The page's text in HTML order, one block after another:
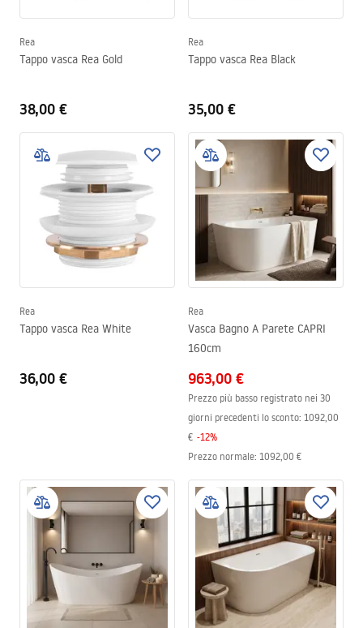
Rea
Tappo vasca Rea Gold
38,00 €
Rea
Tappo vasca Rea Black
35,00 €
Rea
Tappo vasca Rea White
36,00 €
Rea
Vasca Bagno A Parete CAPRI
160cm
963,00 €
Prezzo più basso registrato nei 30
giorni precedenti lo sconto: 1092,00
€ -12%
Prezzo normale: 1092,00 €